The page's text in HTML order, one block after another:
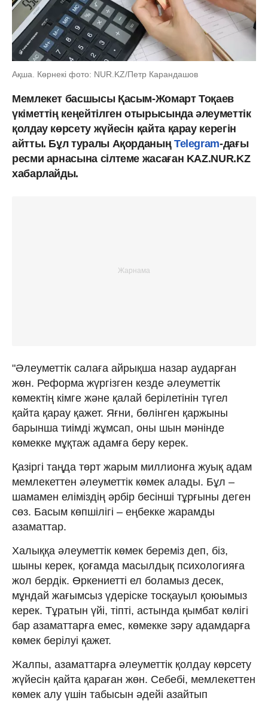
Ақша. Көрнекі фото: NUR.KZ/Петр Карандашов
Мемлекет басшысы Қасым-Жомарт Тоқаев
үкіметтің кеңейтілген отырысында әлеуметтік
қолдау көрсету жүйесін қайта қарау керегін
айтты. Бұл туралы Ақорданың Telegram-дағы
ресми арнасына сілтеме жасаған KAZ.NUR.KZ
хабарлайды.
"Әлеуметтік салаға айрықша назар аударған
жөн. Реформа жүргізген кезде әлеуметтік
көмектің кімге және қалай берілетінін түгел
қайта қарау қажет. Яғни, бөлінген қаржыны
барынша тиімді жұмсап, оны шын мәнінде
көмекке мұқтаж адамға беру керек.
Қазіргі таңда төрт жарым миллионға жуық адам
мемлекеттен әлеуметтік көмек алады. Бұл –
шамамен еліміздің әрбір бесінші тұрғыны деген
сөз. Басым көпшілігі – еңбекке жарамды
азаматтар.
Халыққа әлеуметтік көмек береміз деп, біз,
шыны керек, қоғамда масылдық психологияға
жол бердік. Өркениетті ел боламыз десек,
мұндай жағымсыз үдеріске тосқауыл қоюымыз
керек. Тұратын үйі, тіпті, астында қымбат көлігі
бар азаматтарға емес, көмекке зәру адамдарға
көмек берілуі қажет.
Жалпы, азаматтарға әлеуметтік қолдау көрсету
жүйесін қайта қараған жөн. Себебі, мемлекеттен
көмек алу үшін табысын әдейі азайтып